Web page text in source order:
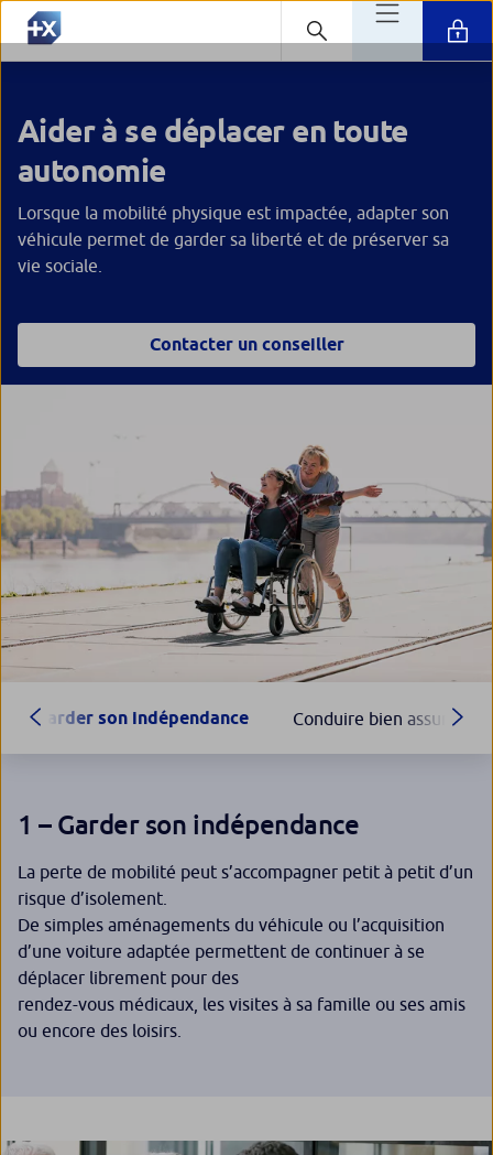
Aider à se déplacer en toute
autonomie
Lorsque la mobilité physique est impactée, adapter son
véhicule permet de garder sa liberté et de préserver sa
vie sociale.
Contacter un conseiller
Garder son indépendance Conduire bien assuré
1 – Garder son indépendance
La perte de mobilité peut s’accompagner petit à petit d’un
risque d’isolement.
De simples aménagements du véhicule ou l’acquisition
d’une voiture adaptée permettent de continuer à se
déplacer librement pour des
rendez-vous médicaux, les visites à sa famille ou ses amis
ou encore des loisirs.